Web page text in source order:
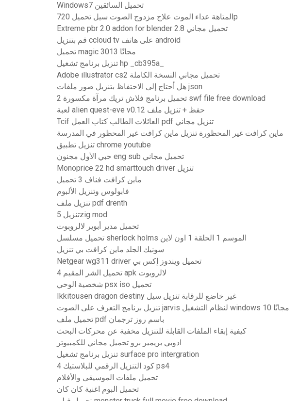
Windows7 تحميل السائقين
المتاهة عداء الموت علاج مزدوج الصوت سيل تحميل 720p
Extreme pbr 2.0 addon for blender 2.8 تحميل مجاني
قم بتنزيل ccloud tv على هاتف android
تحميل magic 3013 مجانًا
تنزيل برنامج تشغيل hp _cb395a_
Adobe illustrator cs2 تحميل مجاني النسخة الكاملة
هل أحتاج إلى الاحتفاظ بتنزيل صور ملفات json
تحميل برنامج فلاش تريك مرآة مكسورة 2 swf file free download
لعبة alien quest-eve v0.12 حفظ + تنزيل ملف
Tcif العائلات الطالب كتاب العمل pdf تنزيل مجاني
ماين كرافت غير المحظورة تنزيل ماين كرافت غير المحظور في المدرسة
تنزيل تطبيق chrome youtube
حبي الأول مجنون eng sub تحميل مجاني
Monoprice 22 hd smarttouch driver تنزيل
ماين كرافت فناف 3 تحميل
فابولوس وتنزيل الألبوم
تنزيل ملف pdf drenth
تنزيل 5zig mod
تحميل مدير أبوير لالروبوت
تحميل مسلسل sherlock holms الموسم 1 الحلقة 1 اون لاين
سونيك الجلد ماين كرافت بي تنزيل
Netgear wg311 driver تحميل ويندوز إكس بي
تحميل الشر المقيم 4 apk لالروبوت
شخصية الوحي psx iso تحميل
Ikkitousen dragon destiny غير خاضع للرقابة تنزيل سيل
تنزيل برنامج التعرف على الصوت jarvis لنظام التشغيل windows 10 مجانًا
تحميل ملف pdf باسم روز ترجمان
كيفية إبقاء الملفات القابلة للتنزيل مخفية عن محركات البحث
ادوبي بريمير برو تحميل مجاني للكمبيوتر
تنزيل برنامج تشغيل surface pro intergration
كود التنزيل الرقمي للبلاستيك 4 ps4
تحميل ملفات الموسيقى والأفلام
تحميل البوم اغنية كان كان